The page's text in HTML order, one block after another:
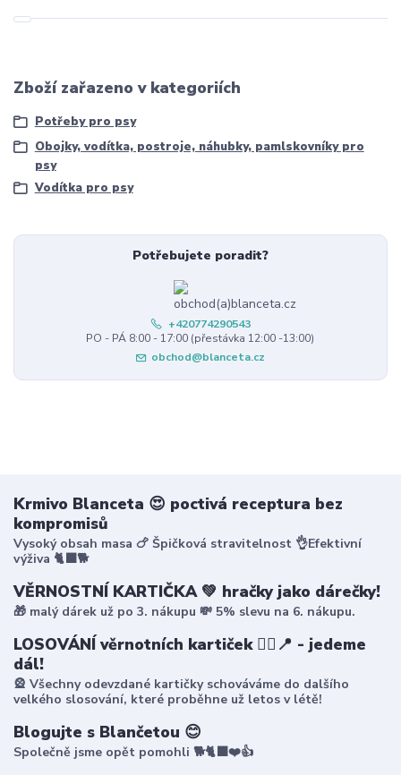
Zboží zařazeno v kategoriích
Potřeby pro psy
Obojky, vodítka, postroje, náhubky, pamlskovníky pro
psy
Vodítka pro psy
Potřebujete poradit?
+420774290543
PO - PÁ 8:00 - 17:00 (přestávka 12:00 -13:00)
obchod@blanceta.cz
Krmivo Blanceta 😍 poctivá receptura bez
kompromisů
Vysoký obsah masa 🍗 Špičková stravitelnost 👌Efektivní
výživa 🐈‍⬛🐕
VĚRNOSTNÍ KARTIČKA 💚 hračky jako dárečky!
🎁 malý dárek už po 3. nákupu 💸 5% slevu na 6. nákupu.
LOSOVÁNÍ věrnotních kartiček 🤸‍♀️📍 - jedeme
dál!
🎡 Všechny odevzdané kartičky schováváme do dalšího
velkého slosování, které proběhne už letos v létě!
Blogujte s Blančetou 😊
Společně jsme opět pomohli 🐕🐈‍⬛❤️👍